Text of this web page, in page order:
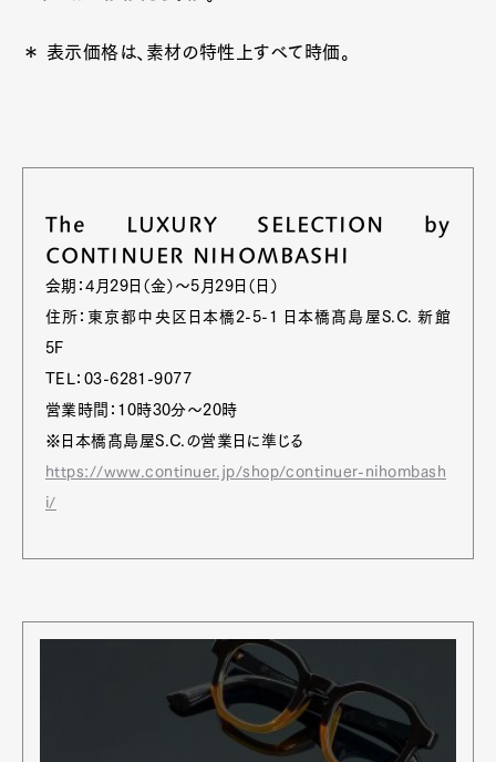
＊ 表示価格は、素材の特性上すべて時価。
The LUXURY SELECTION by
CONTINUER NIHOMBASHI
会期：4月29日（金）〜5月29日（日）
住所：東京都中央区日本橋2-5-1 日本橋髙島屋S.C. 新館
5F
TEL：03-6281-9077
営業時間：10時30分〜20時
※日本橋髙島屋S.C.の営業日に準じる
https://www.continuer.jp/shop/continuer-nihombash
i/